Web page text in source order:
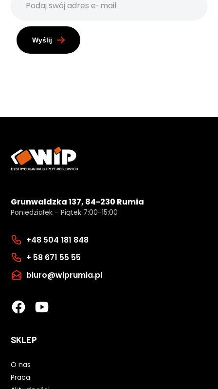
Wyślij
Grunwaldzka 137, 84-230 Rumia
Poniedziałek – Piątek 7:00-15:00
+48 504 181 848
+ 58 671 55 55
biuro@wiprumia.pl
SKLEP
O nas
Praca